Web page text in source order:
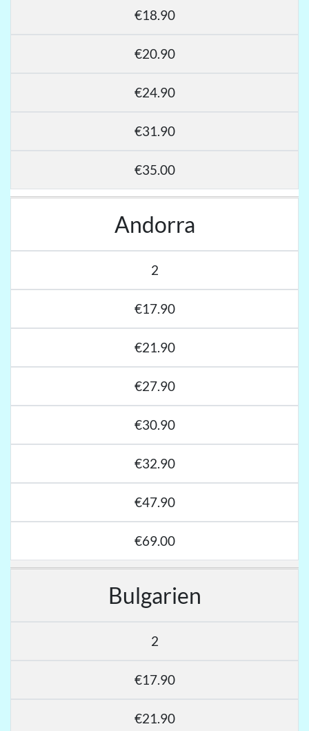
€18.90
€20.90
€24.90
€31.90
€35.00
Andorra
2
€17.90
€21.90
€27.90
€30.90
€32.90
€47.90
€69.00
Bulgarien
2
€17.90
€21.90